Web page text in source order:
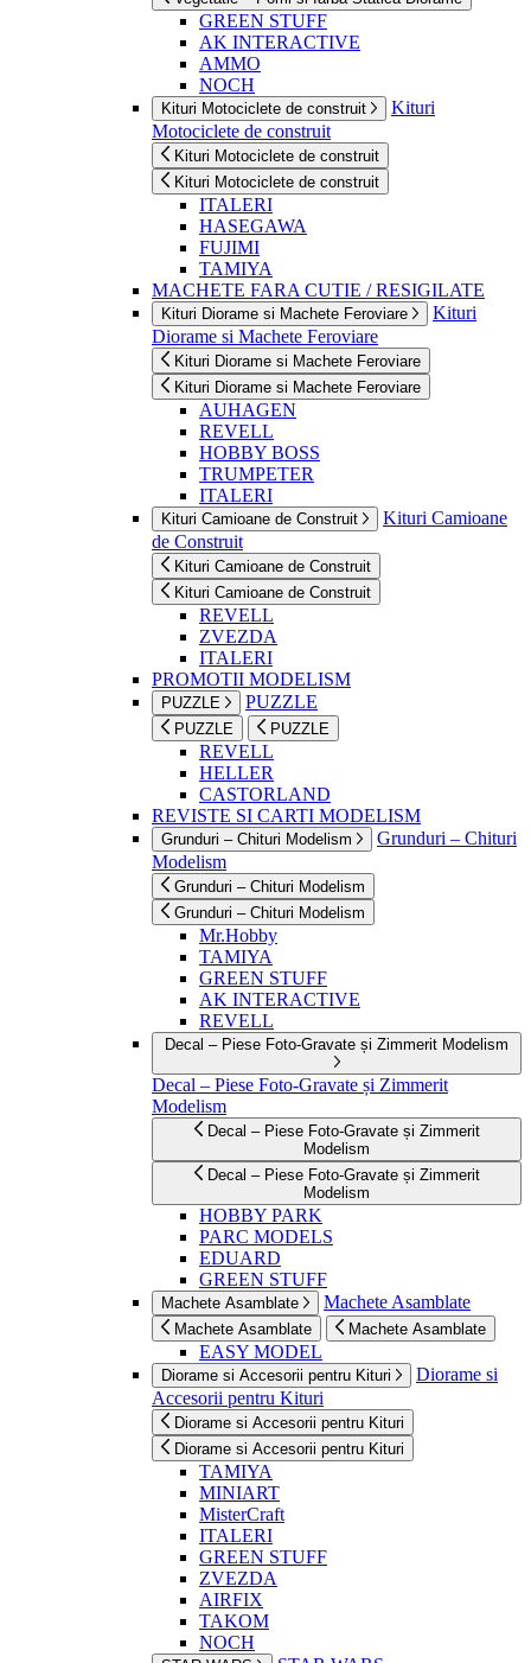
GREEN STUFF
AK INTERACTIVE
AMMO
NOCH
Kituri Motociclete de construit
Kituri
Motociclete de construit
Kituri Motociclete de construit
Kituri Motociclete de construit
ITALERI
HASEGAWA
FUJIMI
TAMIYA
MACHETE FARA CUTIE / RESIGILATE
Kituri Diorame si Machete Feroviare
Kituri
Diorame si Machete Feroviare
Kituri Diorame si Machete Feroviare
Kituri Diorame si Machete Feroviare
AUHAGEN
REVELL
HOBBY BOSS
TRUMPETER
ITALERI
Kituri Camioane de Construit
Kituri Camioane
de Construit
Kituri Camioane de Construit
Kituri Camioane de Construit
REVELL
ZVEZDA
ITALERI
PROMOTII MODELISM
PUZZLE PUZZLE
PUZZLE PUZZLE
REVELL
HELLER
CASTORLAND
REVISTE SI CARTI MODELISM
Grunduri – Chituri Modelism
Grunduri – Chituri
Modelism
Grunduri – Chituri Modelism
Grunduri – Chituri Modelism
Mr.Hobby
TAMIYA
GREEN STUFF
AK INTERACTIVE
REVELL
Decal – Piese Foto-Gravate și Zimmerit Modelism
Decal – Piese Foto-Gravate și Zimmerit
Modelism
Decal – Piese Foto-Gravate și Zimmerit
Modelism
Decal – Piese Foto-Gravate și Zimmerit
Modelism
HOBBY PARK
PARC MODELS
EDUARD
GREEN STUFF
Machete Asamblate Machete Asamblate
Machete Asamblate Machete Asamblate
EASY MODEL
Diorame si Accesorii pentru Kituri
Diorame si
Accesorii pentru Kituri
Diorame si Accesorii pentru Kituri
Diorame si Accesorii pentru Kituri
TAMIYA
MINIART
MisterCraft
ITALERI
GREEN STUFF
ZVEZDA
AIRFIX
TAKOM
NOCH